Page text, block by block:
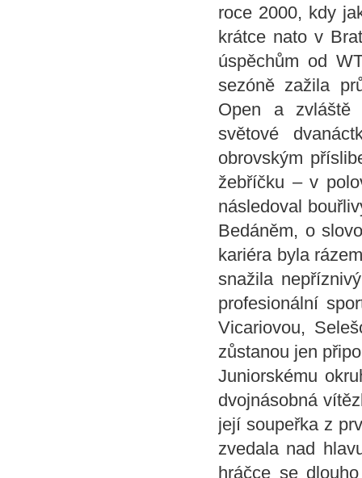
roce 2000, kdy
krátce nato v
úspěchům od
sezóně zažila
Open a zvláště
světové
obrovským
žebříčku – v
následoval
Bedáněm, o
kariéra byla
snažila
profesionální
Vicariovou,
zůstanou jen
Juniorskému
dvojnásobná
její soupeřka z
zvedala nad
hráčce se